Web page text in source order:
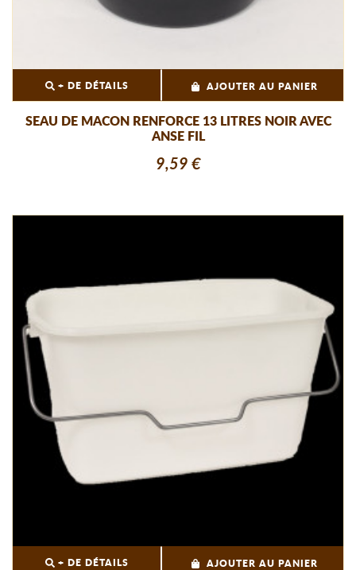
+ DE DÉTAILS AJOUTER AU PANIER
SEAU DE MACON RENFORCE 13 LITRES NOIR AVEC
ANSE FIL
9,59 €
+ DE DÉTAILS AJOUTER AU PANIER